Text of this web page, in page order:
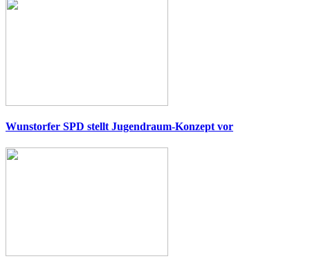
Wunstorfer SPD stellt Jugendraum-Konzept vor